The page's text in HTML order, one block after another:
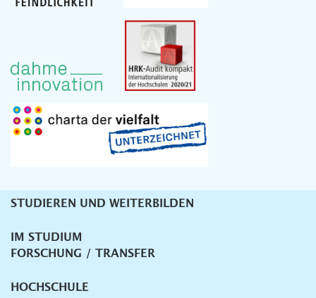
Unternavigation
STUDIEREN UND WEITERBILDEN
IM STUDIUM
FORSCHUNG / TRANSFER
HOCHSCHULE